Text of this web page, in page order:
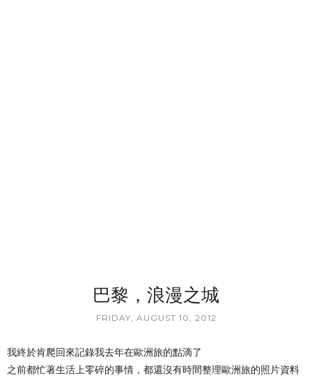
巴黎，浪漫之城
FRIDAY, AUGUST 10, 2012
我終於肯爬回來記錄我去年在歐洲旅的點滴了
之前都忙著生活上零碎的事情，都還沒有時間整理歐洲旅的照片資料